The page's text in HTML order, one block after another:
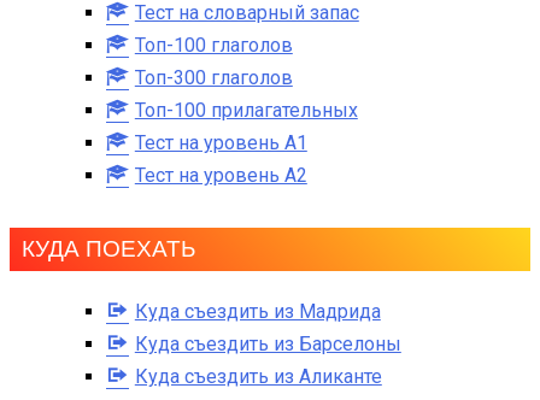
Тест на словарный запас
Топ-100 глаголов
Топ-300 глаголов
Топ-100 прилагательных
Тест на уровень A1
Тест на уровень A2
КУДА ПОЕХАТЬ
Куда съездить из Мадрида
Куда съездить из Барселоны
Куда съездить из Аликанте